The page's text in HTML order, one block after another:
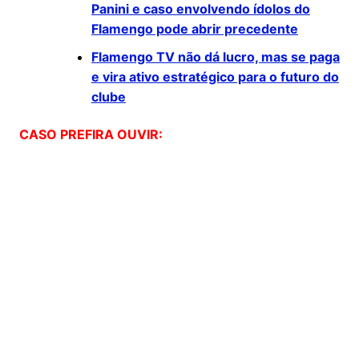
Panini e caso envolvendo ídolos do
Flamengo pode abrir precedente
Flamengo TV não dá lucro, mas se paga
e vira ativo estratégico para o futuro do
clube
CASO PREFIRA OUVIR: